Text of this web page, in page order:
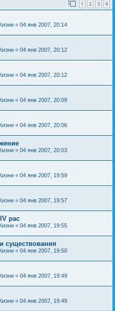
1 2 3 4
« 04 янв 2007, 20:14
« 04 янв 2007, 20:12
« 04 янв 2007, 20:12
« 04 янв 2007, 20:09
« 04 янв 2007, 20:06
« 04 янв 2007, 20:03
« 04 янв 2007, 19:59
« 04 янв 2007, 19:57
рас
« 04 янв 2007, 19:55
существования
« 04 янв 2007, 19:50
« 04 янв 2007, 19:49
« 04 янв 2007, 19:49